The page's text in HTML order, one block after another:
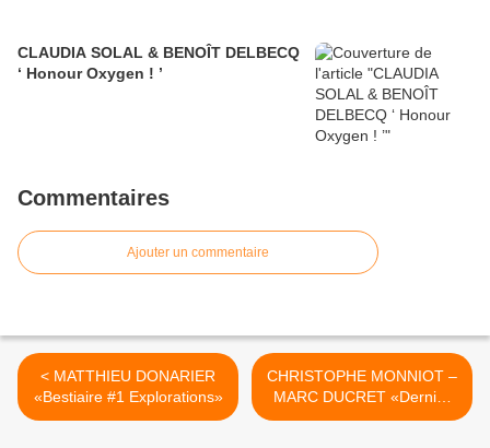
CLAUDIA SOLAL & BENOÎT DELBECQ
‘ Honour Oxygen ! ’
Commentaires
Ajouter un commentaire
< MATTHIEU DONARIER
«Bestiaire #1 Explorations»
CHRISTOPHE MONNIOT –
MARC DUCRET «Dernier
Tango» >